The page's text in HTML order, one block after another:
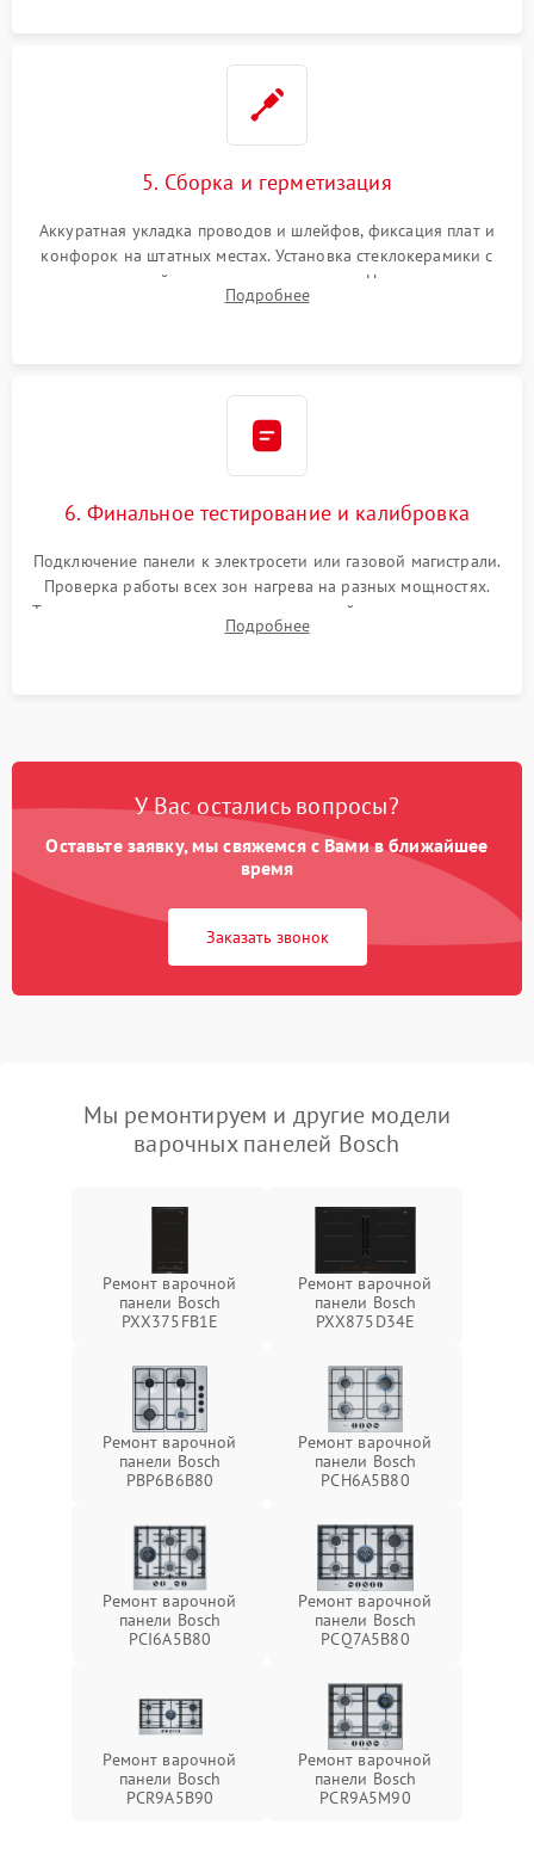
5. Сборка и герметизация
Аккуратная укладка проводов и шлейфов, фиксация плат и
конфорок на штатных местах. Установка стеклокерамики с
проверкой равномерности зазоров. Нанесение
термостойкого герметика или укладка уплотнительной
Подробнее
6. Финальное тестирование и калибровка
Подключение панели к электросети или газовой магистрали.
Проверка работы всех зон нагрева на разных мощностях.
Тестирование сенсорного управления, таймера, индикаторов
остаточного тепла и систем защиты от перегрева.
Подробнее
У Вас остались вопросы?
Оставьте заявку, мы свяжемся с Вами в ближайшее
время
Заказать звонок
Мы ремонтируем и другие модели
варочных панелей Bosch
Ремонт варочной
панели Bosch
PXX375FB1E
Ремонт варочной
панели Bosch
PXX875D34E
Ремонт варочной
панели Bosch
PBP6B6B80
Ремонт варочной
панели Bosch
PCH6A5B80
Ремонт варочной
панели Bosch
PCI6A5B80
Ремонт варочной
панели Bosch
PCQ7A5B80
Ремонт варочной
панели Bosch
PCR9A5B90
Ремонт варочной
панели Bosch
PCR9A5M90